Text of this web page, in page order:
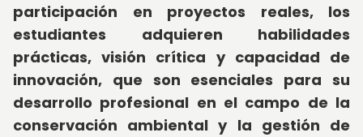
participación en proyectos reales, los
estudiantes adquieren habilidades
prácticas, visión crítica y capacidad de
innovación, que son esenciales para su
desarrollo profesional en el campo de la
conservación ambiental y la gestión de